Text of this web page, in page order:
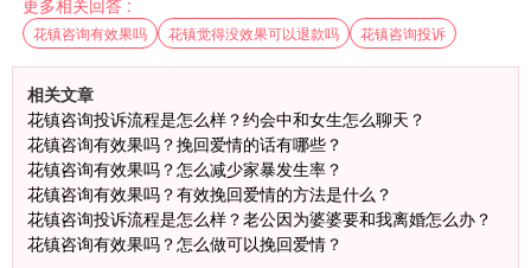
更多相关回答 :
花镇咨询有效果吗 花镇觉得没效果可以退款吗 花镇咨询投诉
相关文章
花镇咨询投诉流程是怎么样？约会中和女生怎么聊天？
花镇咨询有效果吗？挽回爱情的话有哪些？
花镇咨询有效果吗？怎么减少家暴发生率？
花镇咨询有效果吗？有效挽回爱情的方法是什么？
花镇咨询投诉流程是怎么样？老公因为婆婆要和我离婚怎么办？
花镇咨询有效果吗？怎么做可以挽回爱情？